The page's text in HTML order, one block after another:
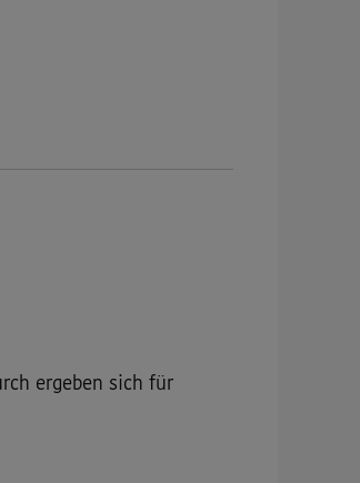
ergeben sich für